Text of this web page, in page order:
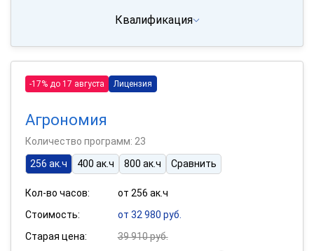
Квалификация
-17% до 17 августа Лицензия
Агрономия
Количество программ: 23
256 ак.ч
400 ак.ч 800 ак.ч Сравнить
Кол-во часов:
от 256 ак.ч
Стоимость:
от 32 980 руб.
Старая цена:
39 910 руб.